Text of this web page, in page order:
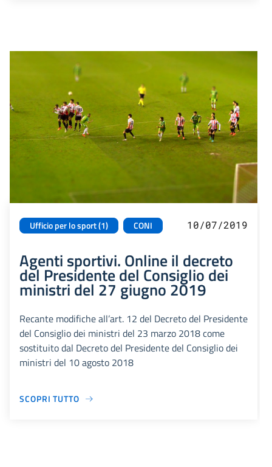
Ufficio per lo sport (1) CONI 10/07/2019
Agenti sportivi. Online il decreto
del Presidente del Consiglio dei
ministri del 27 giugno 2019
Recante modifiche all’art. 12 del Decreto del Presidente
del Consiglio dei ministri del 23 marzo 2018 come
sostituito dal Decreto del Presidente del Consiglio dei
ministri del 10 agosto 2018
SCOPRI TUTTO